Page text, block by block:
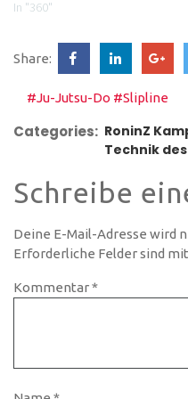
RoninZ Kampfkunstschule
www.roninz.de | Tel.:
0751.270.889.42 Abonnier
unseren RoninZ Newsletter Was
ist neu auf RoninZ auf You Tube
In "360"
Share:
#Ju-Jutsu-Do #Slipline
Categories: RoninZ
Technik
Schreibe
Deine E-Mail-Adresse wird
Erforderliche Felder sind mit
Kommentar*